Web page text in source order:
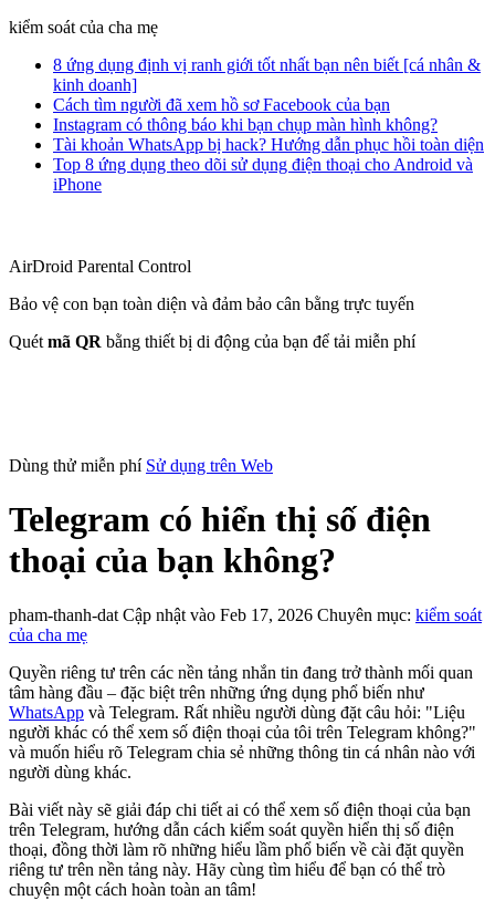
kiểm soát của cha mẹ
8 ứng dụng định vị ranh giới tốt nhất bạn nên biết [cá nhân &
kinh doanh]
Cách tìm người đã xem hồ sơ Facebook của bạn
Instagram có thông báo khi bạn chụp màn hình không?
Tài khoản WhatsApp bị hack? Hướng dẫn phục hồi toàn diện
Top 8 ứng dụng theo dõi sử dụng điện thoại cho Android và
iPhone
AirDroid Parental Control
Bảo vệ con bạn toàn diện và đảm bảo cân bằng trực tuyến
Quét mã QR bằng thiết bị di động của bạn để tải miễn phí
Dùng thử miễn phí Sử dụng trên Web
Telegram có hiển thị số điện
thoại của bạn không?
pham-thanh-dat Cập nhật vào Feb 17, 2026 Chuyên mục: kiểm soát
của cha mẹ
Quyền riêng tư trên các nền tảng nhắn tin đang trở thành mối quan
tâm hàng đầu – đặc biệt trên những ứng dụng phổ biến như
WhatsApp và Telegram. Rất nhiều người dùng đặt câu hỏi: "Liệu
người khác có thể xem số điện thoại của tôi trên Telegram không?"
và muốn hiểu rõ Telegram chia sẻ những thông tin cá nhân nào với
người dùng khác.
Bài viết này sẽ giải đáp chi tiết ai có thể xem số điện thoại của bạn
trên Telegram, hướng dẫn cách kiểm soát quyền hiển thị số điện
thoại, đồng thời làm rõ những hiểu lầm phổ biến về cài đặt quyền
riêng tư trên nền tảng này. Hãy cùng tìm hiểu để bạn có thể trò
chuyện một cách hoàn toàn an tâm!